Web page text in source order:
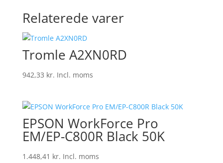
Relaterede varer
Tromle A2XN0RD
942,33 kr. Incl. moms
EPSON WorkForce Pro
EM/EP-C800R Black 50K
1.448,41 kr. Incl. moms